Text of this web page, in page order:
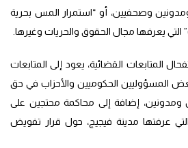
وصحفيين، أو “استمرار المس بحرية
التي يعرفها مجال الحقوق والحريات وغيرها.
المتابعات القضائية، يعود إلى المتابعات
المسؤوليين الحكوميين والأحزاب في حق
إضافة إلى محاكمة محتجين على
التي عرفتها مدينة فيجيج، حول قرار تفويض